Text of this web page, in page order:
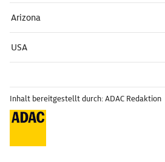
Arizona
USA
Inhalt bereitgestellt durch: ADAC Redaktion